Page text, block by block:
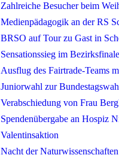
Zahlreiche Besucher beim
Medienpädagogik an der RS
BRSO auf Tour zu Gast in
Sensationssieg im
Ausflug des Fairtrade-Teams
Juniorwahl zur
Verabschiedung von Frau
Spendenübergabe an Hospiz
Valentinsaktion
Nacht der Naturwissenschaften